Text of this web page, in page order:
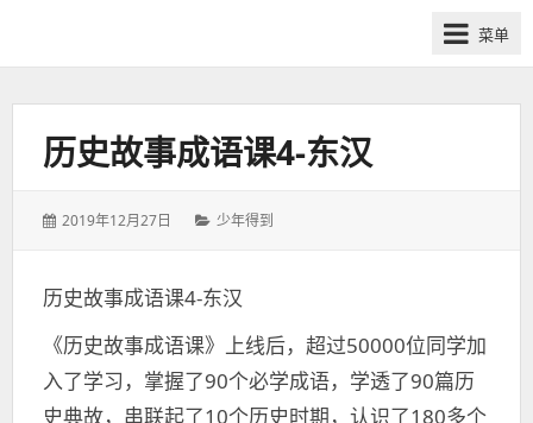
筹
群-
菜单
历史故事成语课4-东汉
发
2019年12月27日
分
少年得到
历史故事成语课4-东汉
《历史故事成语课》上线后，超过50000位同学加
入了学习，掌握了90个必学成语，学透了90篇历
史典故，串联起了10个历史时期，认识了180多个